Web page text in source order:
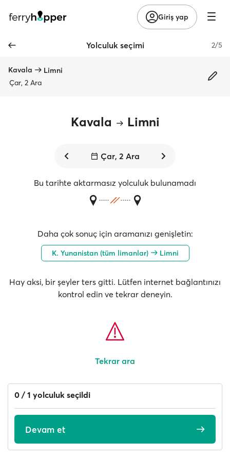
Giriş yap
Yolculuk seçimi 2/5
Kavala
Limni
Çar, 2 Ara
Kavala Limni
Çar, 2 Ara
Bu tarihte aktarmasız yolculuk bulunamadı
Daha çok sonuç için aramanızı genişletin:
K. Yunanistan (tüm limanlar) Limni
Hay aksi, bir şeyler ters gitti. Lütfen internet bağlantınızı
kontrol edin ve tekrar deneyin.
Tekrar ara
0 / 1 yolculuk seçildi
Devam et